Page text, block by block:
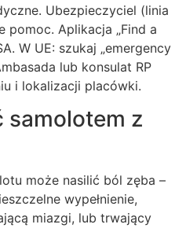
Ubezpieczyciel (linia
pomoc. Aplikacja „Find a
W UE: szukaj „emergency
lub konsulat RP
i lokalizacji placówki.
samolotem z
może nasilić ból zęba –
wypełnienie,
miazgi, lub trwający